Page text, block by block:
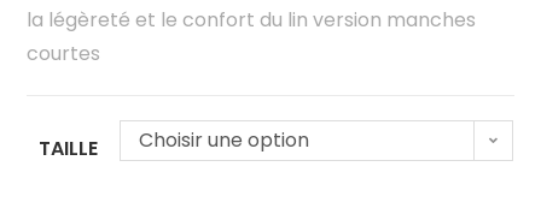
la légèreté et le confort du lin version manches
courtes
TAILLE Choisir une option